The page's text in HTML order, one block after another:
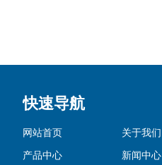
快速导航
网站首页
关于我们
产品中心
新闻中心